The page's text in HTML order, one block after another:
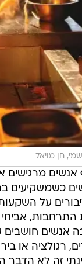
חן מויאל
אנשים מרגישים
כשמשקיעים
על
התרחבות,
אנשים חושבים
רגולציה או
זה לא הדבר